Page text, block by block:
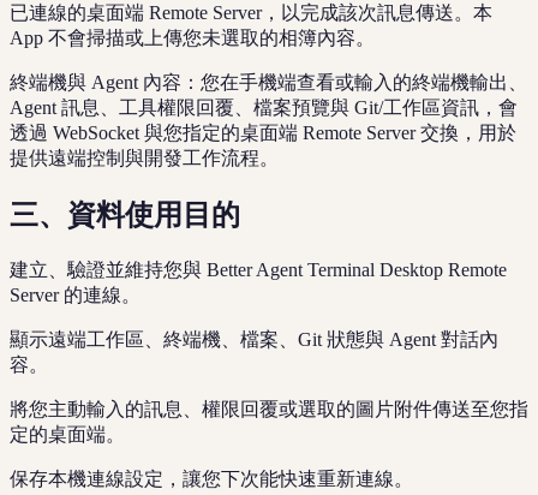
已連線的桌面端 Remote Server，以完成該次訊息傳送。本
App 不會掃描或上傳您未選取的相簿內容。
終端機與 Agent 內容：您在手機端查看或輸入的終端機輸出、
Agent 訊息、工具權限回覆、檔案預覽與 Git/工作區資訊，會
透過 WebSocket 與您指定的桌面端 Remote Server 交換，用於
提供遠端控制與開發工作流程。
三、資料使用目的
建立、驗證並維持您與 Better Agent Terminal Desktop Remote
Server 的連線。
顯示遠端工作區、終端機、檔案、Git 狀態與 Agent 對話內
容。
將您主動輸入的訊息、權限回覆或選取的圖片附件傳送至您指
定的桌面端。
保存本機連線設定，讓您下次能快速重新連線。